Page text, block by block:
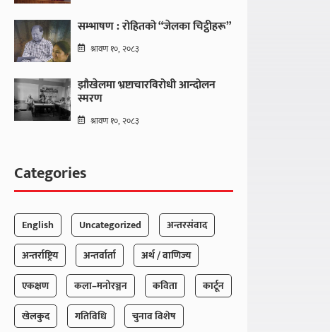
सम्भाषण : रोहितको “जेलका चिट्ठीहरू”
श्रावण १०, २०८३
झौखेलमा भ्रष्टाचारविरोधी आन्दोलन
स्मरण
श्रावण १०, २०८३
Categories
English Uncategorized
अन्तरसंवाद
अन्तर्राष्ट्रिय
अन्तर्वार्ता
अर्थ / वाणिज्य
एकक्षण
कला–मनोरञ्जन कविता
कार्टून
खेलकुद
गतिविधि
चुनाव विशेष